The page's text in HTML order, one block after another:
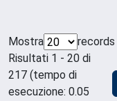
Mostra
records
Risultati 1 - 20 di
217 (tempo di
esecuzione: 0.05